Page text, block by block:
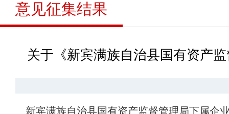
意见征集结果
关于《新宾满族自治县国有资产
新宾满族自治县国有资产监督管理局下属企